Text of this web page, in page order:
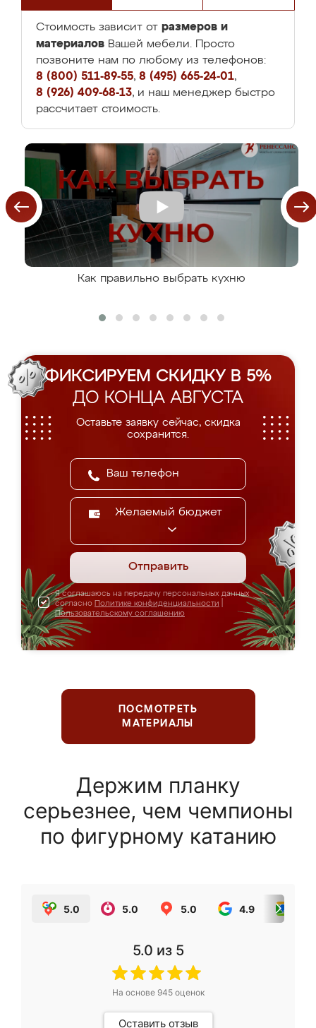
Стоимость зависит от размеров и
материалов Вашей мебели. Просто
позвоните нам по любому из телефонов:
8 (800) 511-89-55, 8 (495) 665-24-01,
8 (926) 409-68-13, и наш менеджер быстро
рассчитает стоимость.
Как правильно выбрать кухню
ФИКСИРУЕМ СКИДКУ В 5%
ДО КОНЦА АВГУСТА
Оставьте заявку сейчас, скидка
сохранится.
Желаемый бюджет
Отправить
Я соглашаюсь на передачу персональных данных
согласно Политике конфиденциальности
Пользовательскому соглашению
ПОСМОТРЕТЬ
МАТЕРИАЛЫ
Держим планку
серьезнее, чем чемпионы
по фигурному катанию
5.0 5.0 5.0 4.9
5.0 из 5
На основе 945оценок
Оставить отзыв